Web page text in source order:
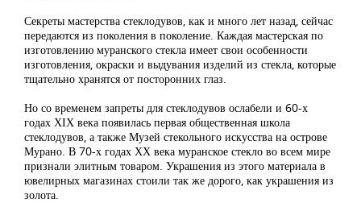
Секреты мастерства стеклодувов, как и много лет назад, сейчас
передаются из поколения в поколение. Каждая мастерская по
изготовлению муранского стекла имеет свои особенности
изготовления, окраски и выдувания изделий из стекла, которые
тщательно хранятся от посторонних глаз.
Но со временем запреты для стеклодувов ослабели и 60-х
годах ХІХ века появилась первая общественная школа
стеклодувов, а также Музей стекольного искусства на острове
Мурано. В 70-х годах ХХ века муранское стекло во всем мире
признали элитным товаром. Украшения из этого материала в
ювелирных магазинах стоили так же дорого, как украшения из
золота.